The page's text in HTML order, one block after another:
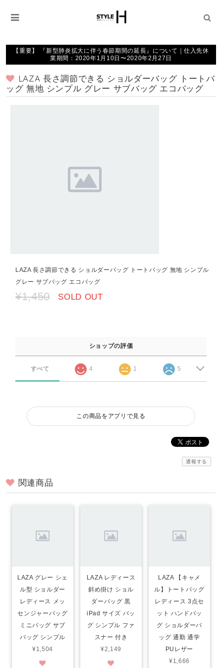
【重要】 『新型肺炎拡大に伴う春節期間の延長』について｜仕入先休
業期間：2020年1月10日〜2020年2月27日
LAZA 長さ調節できる ショルダーバッグ トートバ
ッグ 無地 シンプル グレー サブバッグ エコバッグ
LAZA 長さ調節できる ショルダーバッグ トートバッグ 無地 シンプル
グレー サブバッグ エコバッグ
¥1,450 SOLD OUT
ショップの評価
すべて 4 1 5
この商品をアプリで見る
通報する
関連商品
LAZA グレー シェ
ル型 ショルダー
レディース メッ
センジャーバッグ
ミニバッグ サブ
バッグ シンプル
¥1,504
LAZA レディース
斜め掛け ショル
ダーバッグ 黒
iPad サイズ バッ
グ シンプル ファ
スナー 付き
¥2,149
LAZA 【キャメ
ル】トートバッグ
レディース 3点セ
ット ハンドバッ
グ ショルダーバ
ッグ 通勤 通学
PUレザー
¥1,666